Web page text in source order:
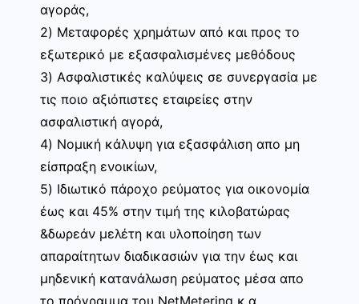
αγοράς,
2) Μεταφορές χρημάτων από και προς το
εξωτερικό με εξασφαλισμένες μεθόδους
3) Ασφαλιστικές καλύψεις σε συνεργασία με
τις ποιο αξιόπιστες εταιρείες στην
ασφαλιστική αγορά,
4) Νομική κάλυψη για εξασφάλιση απο μη
είσπραξη ενοικίων,
5) Ιδιωτικό πάροχο ρεύματος για οικονομία
έως και 45% στην τιμή της κιλοβατώρας
&δωρεάν μελέτη και υλοποίηση των
απαραίτητων διαδικασιών για την έως και
μηδενική κατανάλωση ρεύματος μέσα απο
το πρόγραμμα του NetMetering κ.α.